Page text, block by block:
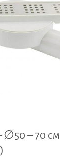
∅50 – 70 см